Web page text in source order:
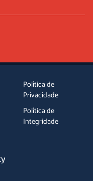
Política de
Privacidade
Política de
Integridade